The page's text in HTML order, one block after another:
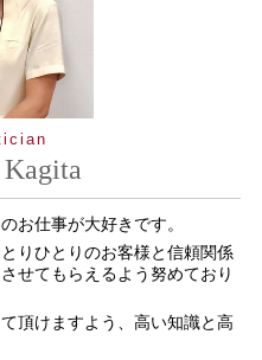
お仕事が大好きです。
りひとりのお客様と信頼関係
せてもらえるよう努めており
頂けますよう、高い知識と高